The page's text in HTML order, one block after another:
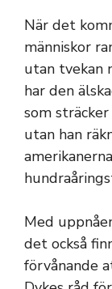
När det
människor
utan tvekan
har den
som
utan han
Med
det också
förvånande